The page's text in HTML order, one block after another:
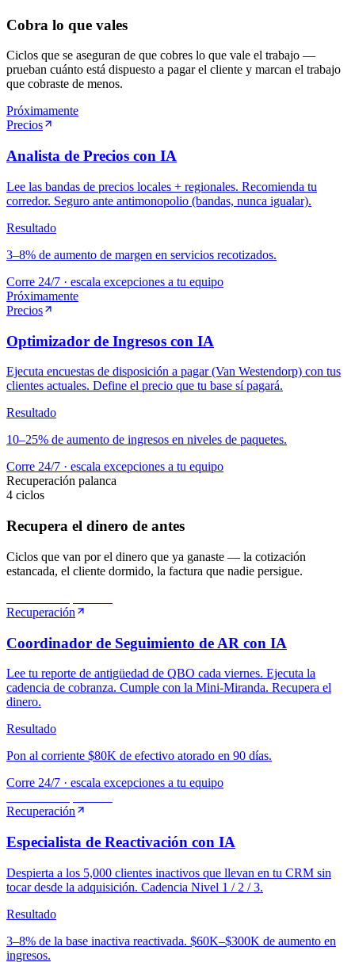
Cobra lo que vales
Ciclos que se aseguran de que cobres lo que vale el trabajo —
prueban cuánto está dispuesto a pagar el cliente y marcan el trabajo
que cobraste de menos.
Próximamente
Precios
Analista de Precios con IA
Lee las bandas de precios locales + regionales. Recomienda tu
corredor. Seguro ante antimonopolio (bandas, nunca igualar).
Resultado
3–8% de aumento de margen en servicios recotizados.
Corre 24/7 · escala excepciones a tu equipo
Próximamente
Precios
Optimizador de Ingresos con IA
Ejecuta encuestas de disposición a pagar (Van Westendorp) con tus
clientes actuales. Define el precio que tu base sí pagará.
Resultado
10–25% de aumento de ingresos en niveles de paquetes.
Corre 24/7 · escala excepciones a tu equipo
Recuperación palanca
4 ciclos
Recupera el dinero de antes
Ciclos que van por el dinero que ya ganaste — la cotización
estancada, el cliente dormido, la factura que nadie persigue.
Recuperación
Coordinador de Seguimiento de AR con IA
Lee tu reporte de antigüedad de QBO cada viernes. Ejecuta la
cadencia de cobranza. Cumple con la Mini-Miranda. Recupera el
dinero.
Resultado
Pon al corriente $80K de efectivo atorado en 90 días.
Corre 24/7 · escala excepciones a tu equipo
Recuperación
Especialista de Reactivación con IA
Despierta a los 5,000 clientes inactivos que llevan en tu CRM sin
tocar desde la adquisición. Cadencia Nivel 1 / 2 / 3.
Resultado
3–8% de la base inactiva reactivada. $60K–$300K de aumento en
ingresos.